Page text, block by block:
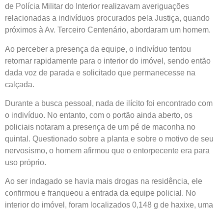
de Polícia Militar do Interior realizavam averiguações
relacionadas a indivíduos procurados pela Justiça, quando
próximos à Av. Terceiro Centenário, abordaram um homem.
Ao perceber a presença da equipe, o indivíduo tentou
retornar rapidamente para o interior do imóvel, sendo então
dada voz de parada e solicitado que permanecesse na
calçada.
Durante a busca pessoal, nada de ilícito foi encontrado com
o indivíduo. No entanto, com o portão ainda aberto, os
policiais notaram a presença de um pé de maconha no
quintal. Questionado sobre a planta e sobre o motivo de seu
nervosismo, o homem afirmou que o entorpecente era para
uso próprio.
Ao ser indagado se havia mais drogas na residência, ele
confirmou e franqueou a entrada da equipe policial. No
interior do imóvel, foram localizados 0,148 g de haxixe, uma